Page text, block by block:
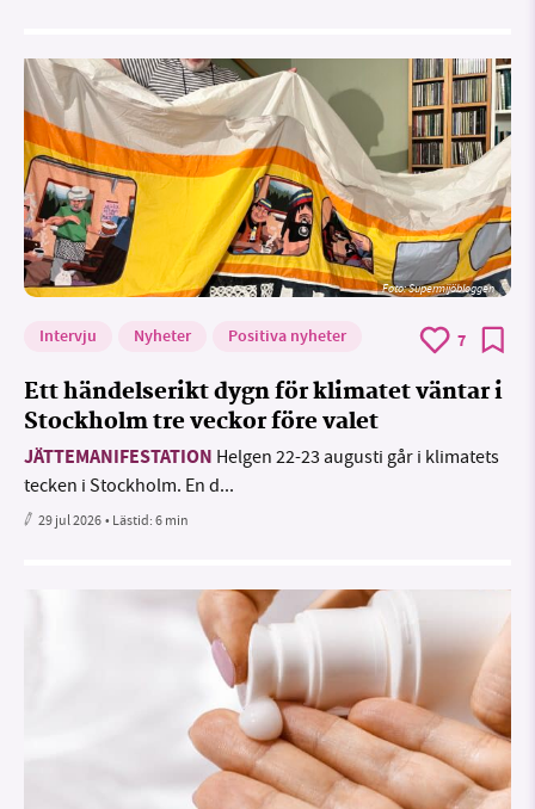
Foto: Supermijöbloggen
Intervju Nyheter Positiva nyheter 7
Ett händelserikt dygn för klimatet väntar i
Stockholm tre veckor före valet
JÄTTEMANIFESTATION Helgen 22-23 augusti går i klimatets
tecken i Stockholm. En d...
29 jul 2026• Lästid:6 min